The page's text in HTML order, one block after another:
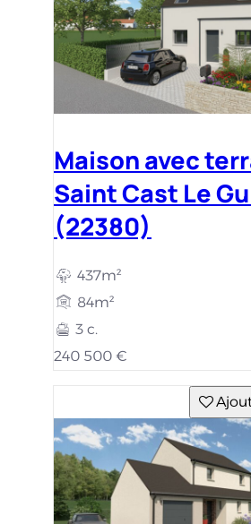
Maison avec
Saint Cast Le
(22380)
437m²
84m²
3 c.
240 500 €